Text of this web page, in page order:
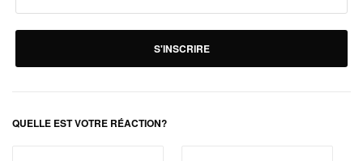
S'INSCRIRE
QUELLE EST VOTRE RÉACTION?